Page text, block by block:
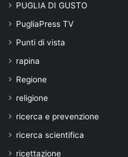
PUGLIA DI GUSTO
PugliaPress TV
Punti di vista
rapina
Regione
religione
ricerca e prevenzione
ricerca scientifica
ricettazione